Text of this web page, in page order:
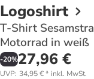
Logoshirt
T-Shirt
Motorrad in weiß
-20%27,96 €
UVP: 34,95 €* inkl. MwSt.